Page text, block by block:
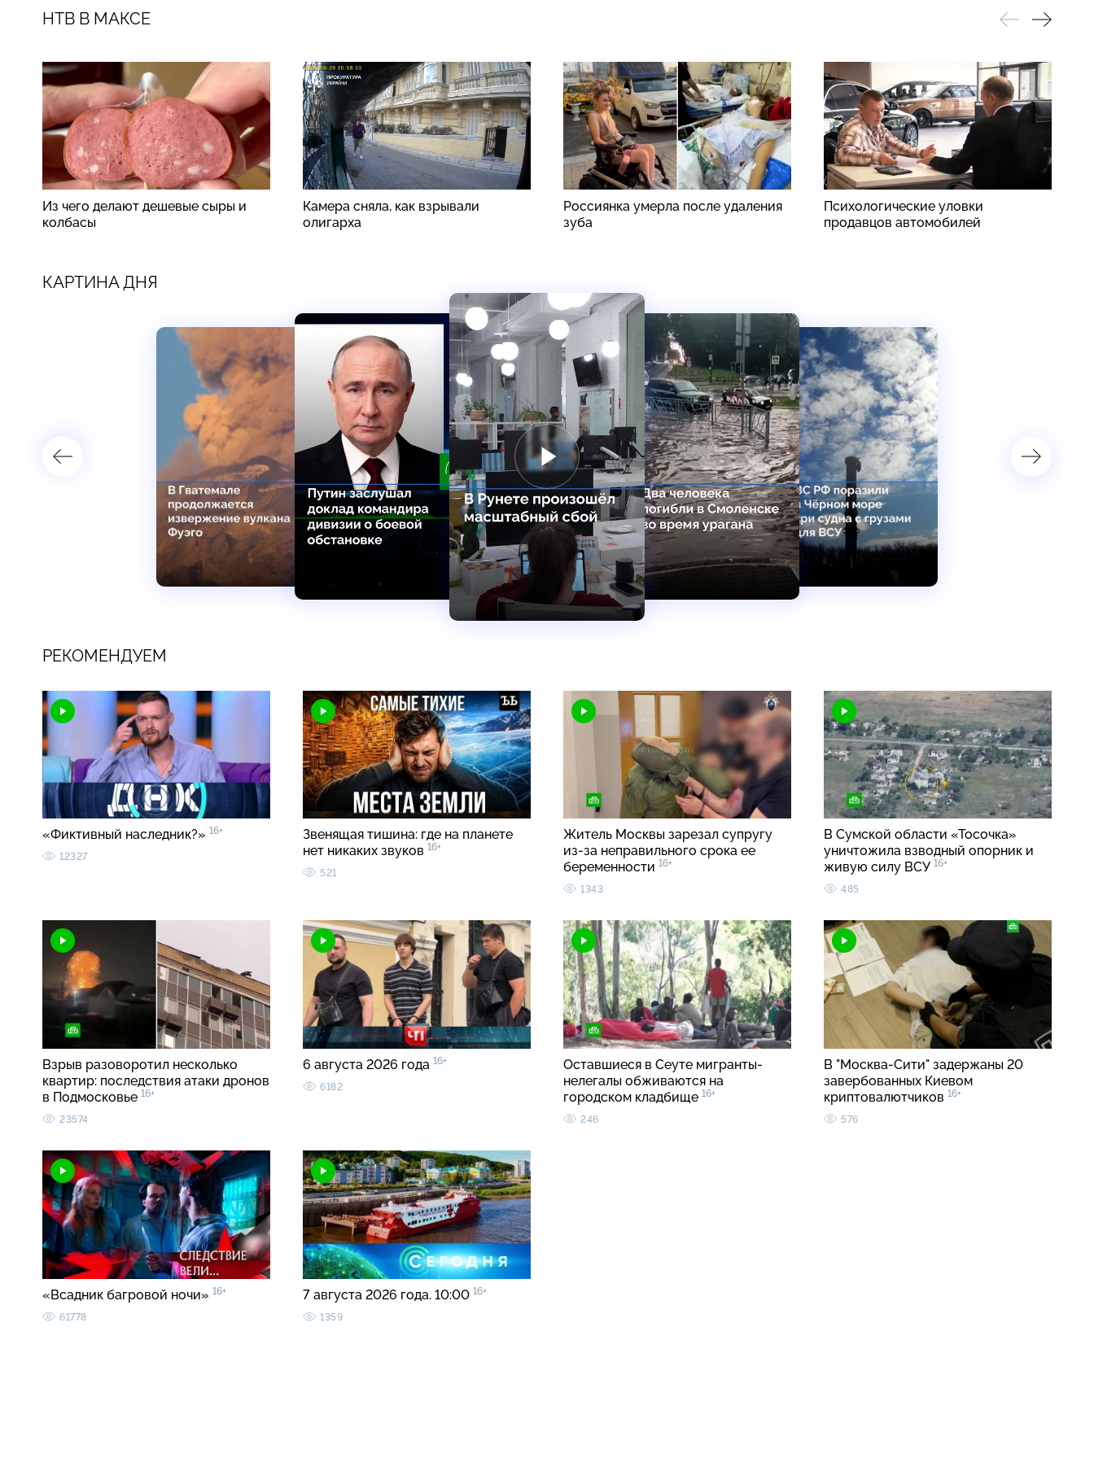
НТВ В МАКСЕ
Из чего делают дешевые сыры и
колбасы
Камера сняла, как взрывали
олигарха
Россиянка умерла после удаления
зуба
Психологические уловки
продавцов автомобилей
КАРТИНА ДНЯ
РЕКОМЕНДУЕМ
«Фиктивный наследник?» 16+
12327
Звенящая тишина: где на планете
нет никаких звуков 16+
521
Житель Москвы зарезал супругу
из-за неправильного срока ее
беременности 16+
1343
В Сумской области «Тосочка»
уничтожила взводный опорник и
живую силу ВСУ 16+
485
Взрыв разоворотил несколько
квартир: последствия атаки дронов
в Подмосковье 16+
23574
6 августа 2026 года 16+
6182
Оставшиеся в Сеуте мигранты-
нелегалы обживаются на
городском кладбище 16+
246
В "Москва-Сити" задержаны 20
завербованных Киевом
криптовалютчиков 16+
576
«Всадник багровой ночи» 16+
61778
7 августа 2026 года. 10:00 16+
1359